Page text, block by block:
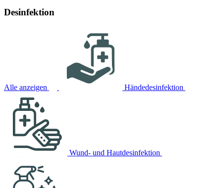
Desinfektion
Alle anzeigen Händedesinfektion
Wund- und Hautdesinfektion